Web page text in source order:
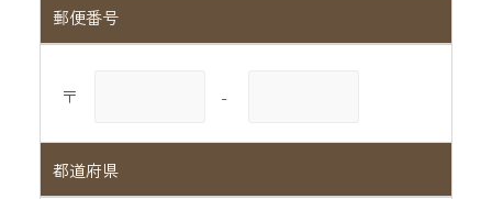
郵便番号
〒 -
都道府県